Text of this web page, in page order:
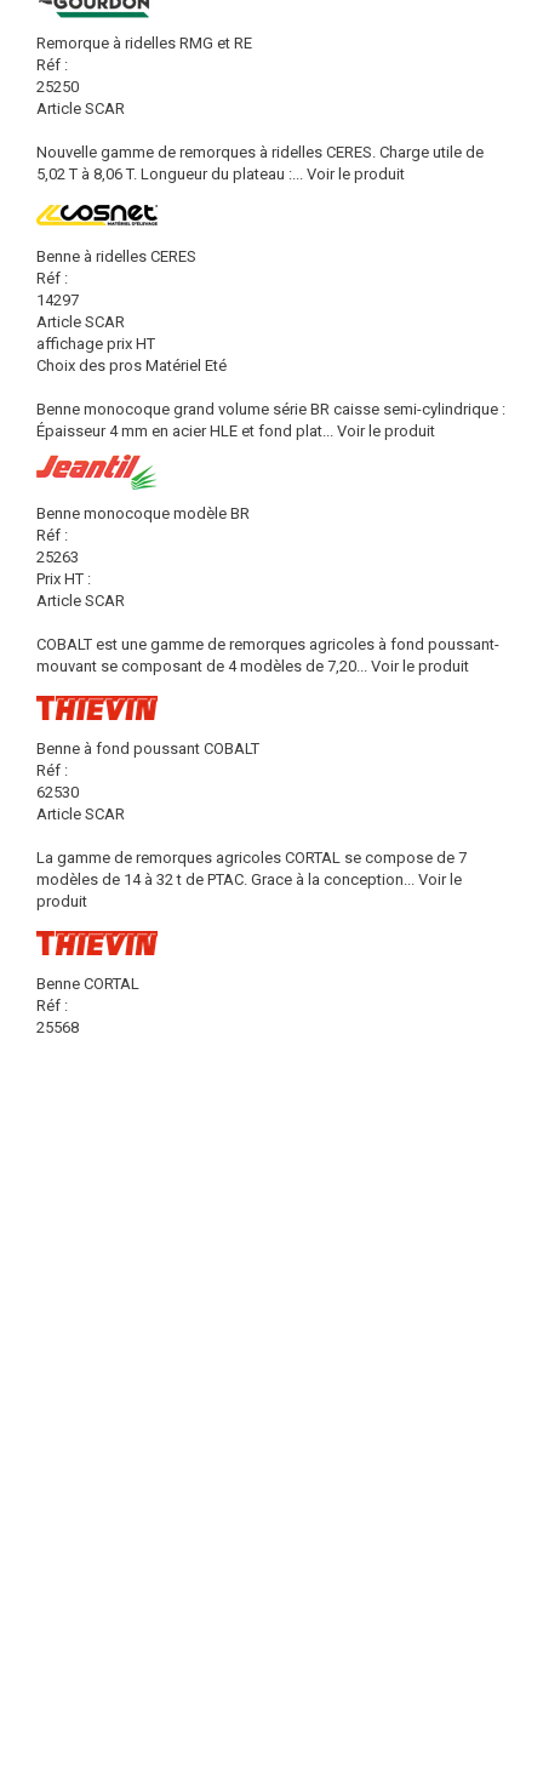
Remorque à ridelles RMG et RE
Réf :
25250
Article SCAR
Nouvelle gamme de remorques à ridelles CERES. Charge utile de
5,02 T à 8,06 T. Longueur du plateau :... Voir le produit
Benne à ridelles CERES
Réf :
14297
Article SCAR
affichage prix HT
Choix des pros Matériel Eté
Benne monocoque grand volume série BR caisse semi-cylindrique :
Épaisseur 4 mm en acier HLE et fond plat... Voir le produit
Benne monocoque modèle BR
Réf :
25263
Prix HT :
Article SCAR
COBALT est une gamme de remorques agricoles à fond poussant-
mouvant se composant de 4 modèles de 7,20... Voir le produit
Benne à fond poussant COBALT
Réf :
62530
Article SCAR
La gamme de remorques agricoles CORTAL se compose de 7
modèles de 14 à 32 t de PTAC. Grace à la conception... Voir le
produit
Benne CORTAL
Réf :
25568